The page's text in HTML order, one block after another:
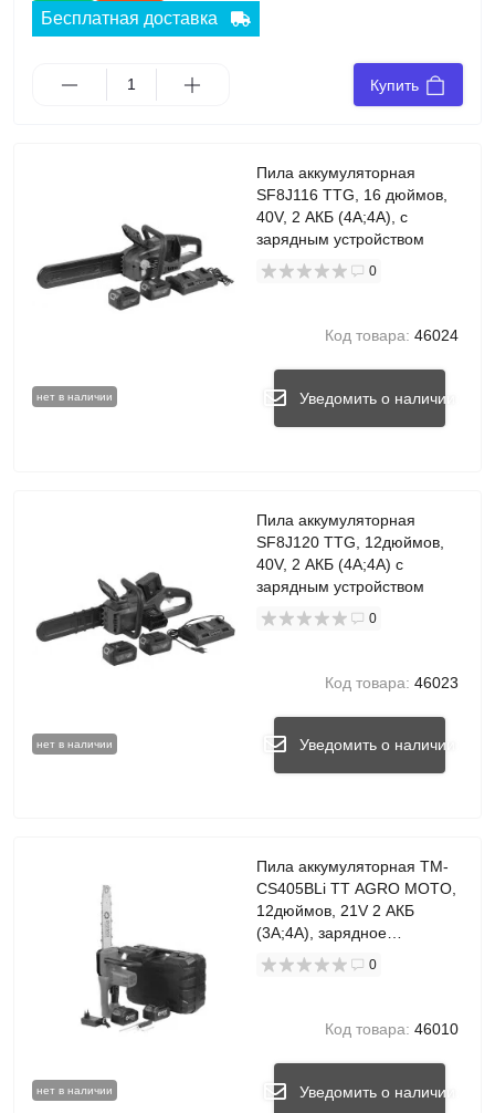
Бесплатная доставка
Купить
нет в наличии
Пила аккумуляторная
SF8J116 TTG, 16 дюймов,
40V, 2 АКБ (4A;4A), с
зарядным устройством
0
Код товара: 46024
Уведомить о наличии
нет в наличии
Пила аккумуляторная
SF8J120 TTG, 12дюймов,
40V, 2 АКБ (4A;4A) с
зарядным устройством
0
Код товара: 46023
Уведомить о наличии
нет в наличии
Пила аккумуляторная TM-
CS405BLi TT AGRO MOTO,
12дюймов, 21V 2 АКБ
(3A;4A), зарядное
устройство
0
Код товара: 46010
Уведомить о наличии